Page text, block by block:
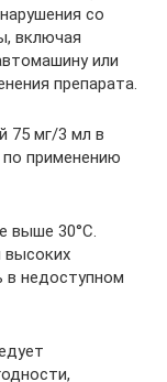
со
включая
или
препарата.
75 мг/3 мл в
по применению
выше 30°С.
высоких
в недоступном